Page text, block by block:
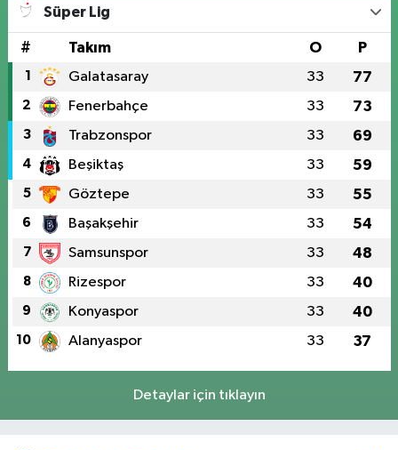
Süper Lig
# Takım O P
1 Galatasaray 33 77
2 Fenerbahçe 33 73
3 Trabzonspor 33 69
4 Beşiktaş 33 59
5 Göztepe 33 55
6 Başakşehir 33 54
7 Samsunspor 33 48
8 Rizespor 33 40
9 Konyaspor 33 40
10 Alanyaspor 33 37
Detaylar için tıklayın